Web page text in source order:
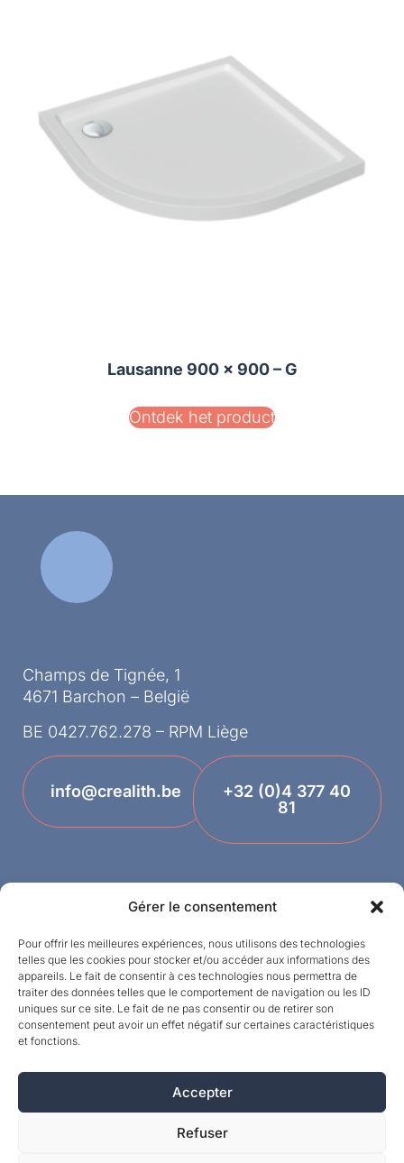
Gérer le consentement
Pour offrir les meilleures expériences, nous utilisons des technologies
telles que les cookies pour stocker et/ou accéder aux informations des
appareils. Le fait de consentir à ces technologies nous permettra de
traiter des données telles que le comportement de navigation ou les ID
uniques sur ce site. Le fait de ne pas consentir ou de retirer son
consentement peut avoir un effet négatif sur certaines caractéristiques
et fonctions.
Accepter
Refuser
Lausanne 900 x 900 – G
Ontdek het product
Champs de Tignée, 1
4671 Barchon – België
BE 0427.762.278 – RPM Liège
info@crealith.be
+32 (0)4 377 40
81
©MPI 2026 – Crealith is een geregistreerd
handelsmerk van Mineral Products International
S.A. – Alle rechten voorbehouden.
Designed by